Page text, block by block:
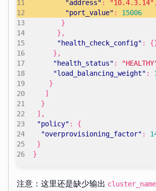
"address" : "10.4.3.14"
"port_value" :
15006
}
},
"health_check_config" :
},
"health_status" :
"load_balancing_weight" :
}
]
}
],
"policy" :
{
"overprovisioning_factor" :
}
}
注意：这里还是缺少输出 cluster_name